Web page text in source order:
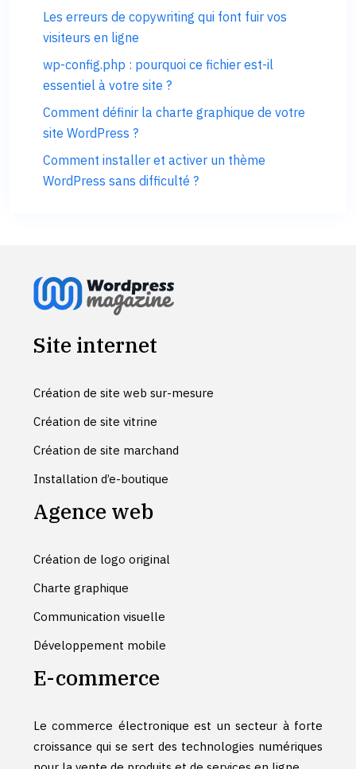
Les erreurs de copywriting qui font fuir vos
visiteurs en ligne
wp-config.php : pourquoi ce fichier est-il
essentiel à votre site ?
Comment définir la charte graphique de votre
site WordPress ?
Comment installer et activer un thème
WordPress sans difficulté ?
Site internet
Création de site web sur-mesure
Création de site vitrine
Création de site marchand
Installation d’e-boutique
Agence web
Création de logo original
Charte graphique
Communication visuelle
Développement mobile
E-commerce
Le commerce électronique est un secteur à forte
croissance qui se sert des technologies numériques